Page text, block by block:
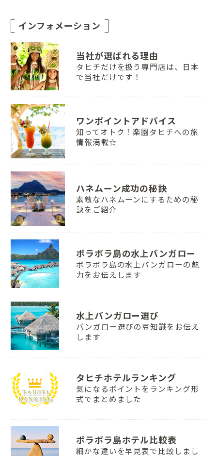
インフォメーション
当社が選ばれる理由
タヒチだけを扱う専門店は、日本
で当社だけです！
ワンポイントアドバイス
知ってオトク！楽園タヒチへの旅
情報満載☆
ハネムーン成功の秘訣
素敵なハネムーンにするための秘
訣をご紹介
ボラボラ島の水上バンガロー
ボラボラ島の水上バンガローの魅
力をお伝えします
水上バンガロー選び
バンガロー選びの豆知識をお伝え
します
タヒチホテルランキング
気になるポイントをランキング形
式でまとめました
ボラボラ島ホテル比較表
細かな違いを早見表で比較しまし